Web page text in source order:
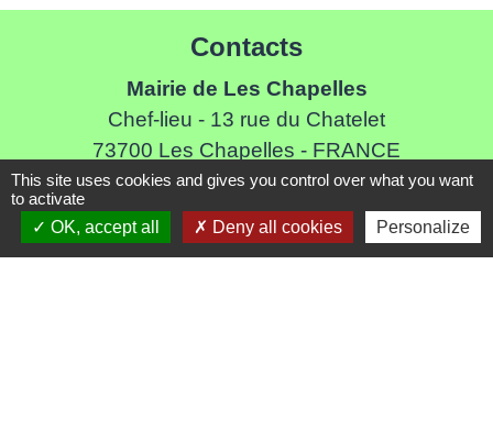
Contacts
Mairie de Les Chapelles
Chef-lieu - 13 rue du Chatelet
73700 Les Chapelles - FRANCE
+33 7 89 22 08 48
Contact par formulaire
This site uses cookies and gives you control over what you want
to activate
OK, accept all
Deny all cookies Personalize